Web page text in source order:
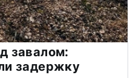
завалом:
задержку